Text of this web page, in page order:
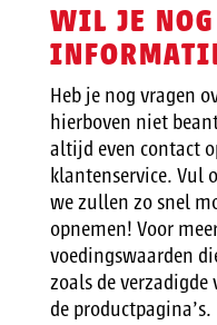
WIL JE
Heb je nog vragen
hierboven niet
altijd even contact
klantenservice. Vul
we zullen zo snel
opnemen! Voor
voedingswaarden
zoals de
de productpagina’s.